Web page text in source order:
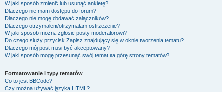
W jaki sposób zmienić lub usunąć ankietę?
Dlaczego nie mam dostępu do forum?
Dlaczego nie mogę dodawać załączników?
Dlaczego otrzymałem/otrzymałam ostrzeżenie?
W jaki sposób można zgłosić posty moderatorowi?
Do czego służy przycisk Zapisz znajdujący się w oknie tworzenia tematu?
Dlaczego mój post musi być akceptowany?
W jaki sposób mogę przesunąć swój temat na górę strony tematów?
Formatowanie i typy tematów
Co to jest BBCode?
Czy można używać języka HTML?